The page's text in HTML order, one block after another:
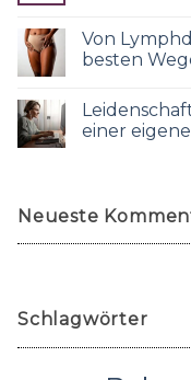
Von
besten
einer
Neueste
Schlagwörter